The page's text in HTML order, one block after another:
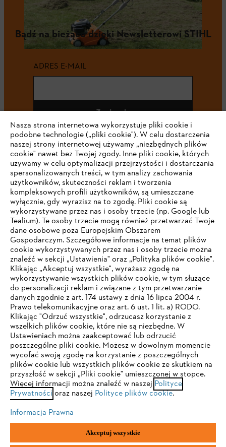
Bądź na bieżąco dzięki Newsletterowi STIHL
ADRES E-MAIL
Zapisz się
#STIHL
Firma
STIHL FAQ
Serwis
Polityka prywatności Wskazówki prawne Cookies
Informacje prawne
"ANDREAS STIHL" SP. Z O.O. z siedzibą w Sadach, 62-080 Tarnowo
TWOJA PRZEGLĄDARKA NIE JEST
OBSŁUGIWANA
Korzystasz z przeglądarki, której jeszcze nie obsługujemy. W
celu optymalnego korzystania z naszej strony zalecamy
przejście do jednej z następujących przeglądarek:
Firefox Chrome
Nasza strona internetowa wykorzystuje pliki cookie i
podobne technologie („pliki cookie"). W celu dostarczenia
naszej strony internetowej używamy „niezbędnych plików
cookie" nawet bez Twojej zgody. Inne pliki cookie, których
używamy w celu optymalizacji przejrzystości i dostarczania
spersonalizowanych treści, w tym analizy zachowania
użytkowników, skuteczności reklam i tworzenia
kompleksowych profili użytkowników, są umieszczane
wyłącznie, gdy wyrazisz na to zgodę. Pliki cookie są
wykorzystywane przez nas i osoby trzecie (np. Google lub
Tealium). Te osoby trzecie mogą również przetwarzać Twoje
dane osobowe poza Europejskim Obszarem
Gospodarczym. Szczegółowe informacje na temat plików
cookie wykorzystywanych przez nas i osoby trzecie można
znaleźć w sekcji „Ustawienia" oraz „Polityka plików cookie".
Klikając „Akceptuj wszystkie", wyrażasz zgodę na
wykorzystywanie wszystkich plików cookie, w tym służące
do personalizacji reklam i związane z tym przetwarzanie
danych zgodnie z art. 174 ustawy z dnia 16 lipca 2004 r.
Prawo telekomunikacyjne oraz art. 6 ust. 1 lit. a) RODO.
Klikając "Odrzuć wszystkie", odrzucasz korzystanie z
wszelkich plików cookie, które nie są niezbędne. W
Ustawieniach można zaakceptować lub odrzucić
poszczególne pliki cookie. Możesz w dowolnym momencie
wycofać swoją zgodę na korzystanie z poszczególnych
plików cookie lub wszystkich plików cookie ze skutkiem na
przyszłość w sekcji „Pliki cookie" umieszczonej w stopce.
Więcej informacji można znaleźć w naszej Polityce
Prywatności oraz naszej Polityce plików cookie.
Informacja Prawna
Akceptuj wszystkie